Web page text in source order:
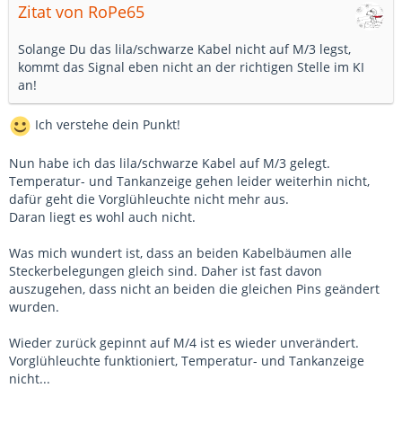
Zitat von RoPe65
Solange Du das lila/schwarze Kabel nicht auf M/3 legst,
kommt das Signal eben nicht an der richtigen Stelle im KI
an!
Ich verstehe dein Punkt!
Nun habe ich das lila/schwarze Kabel auf M/3 gelegt.
Temperatur- und Tankanzeige gehen leider weiterhin nicht,
dafür geht die Vorglühleuchte nicht mehr aus.
Daran liegt es wohl auch nicht.
Was mich wundert ist, dass an beiden Kabelbäumen alle
Steckerbelegungen gleich sind. Daher ist fast davon
auszugehen, dass nicht an beiden die gleichen Pins geändert
wurden.
Wieder zurück gepinnt auf M/4 ist es wieder unverändert.
Vorglühleuchte funktioniert, Temperatur- und Tankanzeige
nicht...